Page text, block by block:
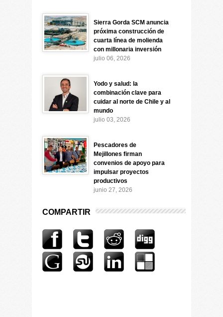
Sierra Gorda SCM anuncia
próxima construcción de
cuarta línea de molienda
con millonaria inversión
julio 06, 2026
Yodo y salud: la
combinación clave para
cuidar al norte de Chile y al
mundo
julio 03, 2026
Pescadores de
Mejillones firman
convenios de apoyo para
impulsar proyectos
productivos
junio 27, 2026
COMPARTIR